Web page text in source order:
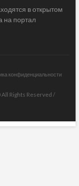
в открытом
на портал
конфиденциальности
All Rights Reserved /